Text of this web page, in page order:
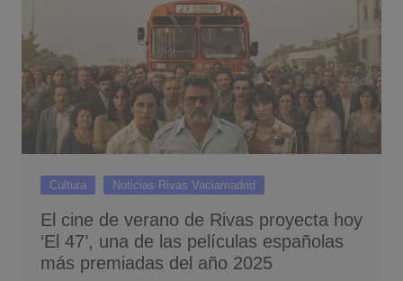
Cultura Noticias Rivas Vaciamadrid
El cine de verano de Rivas proyecta hoy
‘El 47’, una de las películas españolas
más premiadas del año 2025